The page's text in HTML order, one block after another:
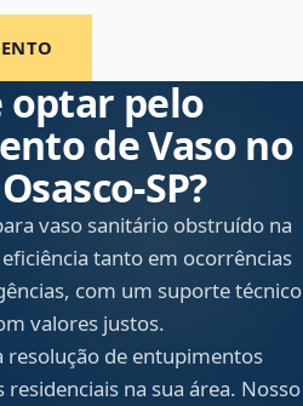
optar pelo
de Vaso no
vaso sanitário obstruído na
tanto em ocorrências
com um suporte técnico
valores justos.
resolução de entupimentos
na sua área. Nosso